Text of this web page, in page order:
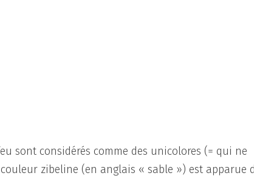
sont considérés comme des unicolores (= qui ne
zibeline (en anglais « sable ») est apparue